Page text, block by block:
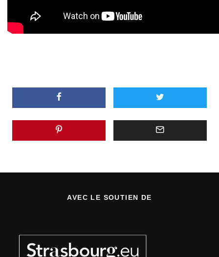
AVEC LE SOUTIEN DE